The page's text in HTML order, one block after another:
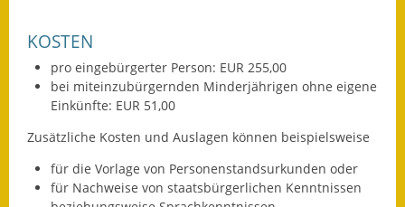
KOSTEN
pro eingebürgerter Person: EUR 255,00
bei miteinzubürgernden Minderjährigen ohne eigene
Einkünfte: EUR 51,00
Zusätzliche Kosten und Auslagen können beispielsweise
für die Vorlage von Personenstandsurkunden oder
für Nachweise von staatsbürgerlichen Kenntnissen